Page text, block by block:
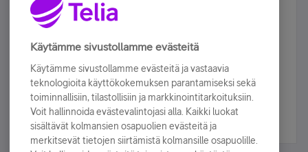
Älä jää paitsi – osallistu ja voita!
Tilaa Telian uutiskirje ja olet mukana arvonnassa.
sähköpostiisi.
Tilaa nyt
Käytämme sivustollamme evästeitä
Käytämme sivustollamme evästeitä ja vastaavia
teknologioita käyttökokemuksen parantamiseksi sekä
toiminnallisiin, tilastollisiin ja markkinointitarkoituksiin.
Voit hallinnoida evästevalintojasi alla. Kaikki luokat
sisältävät kolmansien osapuolien evästeitä ja
merkitsevät tietojen siirtämistä kolmansille osapuolille.